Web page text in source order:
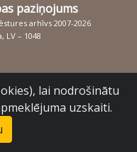
paziņojums
arhīvs 2007-2026
LV – 1048
lai nodrošinātu
uzskaiti.